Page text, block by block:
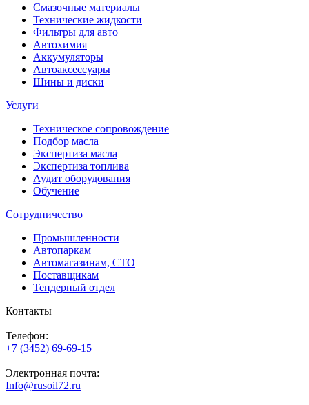
Смазочные материалы
Технические жидкости
Фильтры для авто
Автохимия
Аккумуляторы
Автоаксессуары
Шины и диски
Услуги
Техническое сопровождение
Подбор масла
Экспертиза масла
Экспертиза топлива
Аудит оборудования
Обучение
Сотрудничество
Промышленности
Автопаркам
Автомагазинам, СТО
Поставщикам
Тендерный отдел
Контакты
Телефон:
+7 (3452) 69-69-15
Электронная почта:
Info@rusoil72.ru